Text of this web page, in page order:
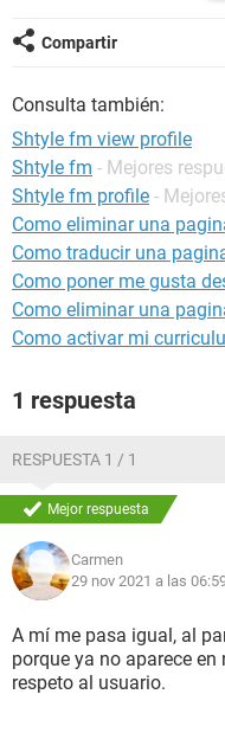
Compartir
Consulta también:
Shtyle fm view profile
Shtyle fm - Mejores
Shtyle fm profile -
Como eliminar una
Como traducir una
Como poner me gusta
Como eliminar una
Como activar mi
1 respuesta
RESPUESTA 1 / 1
Mejor respuesta
Carmen
29 nov 2021 a las
A mí me pasa igual, al
porque ya no aparece
respeto al usuario.